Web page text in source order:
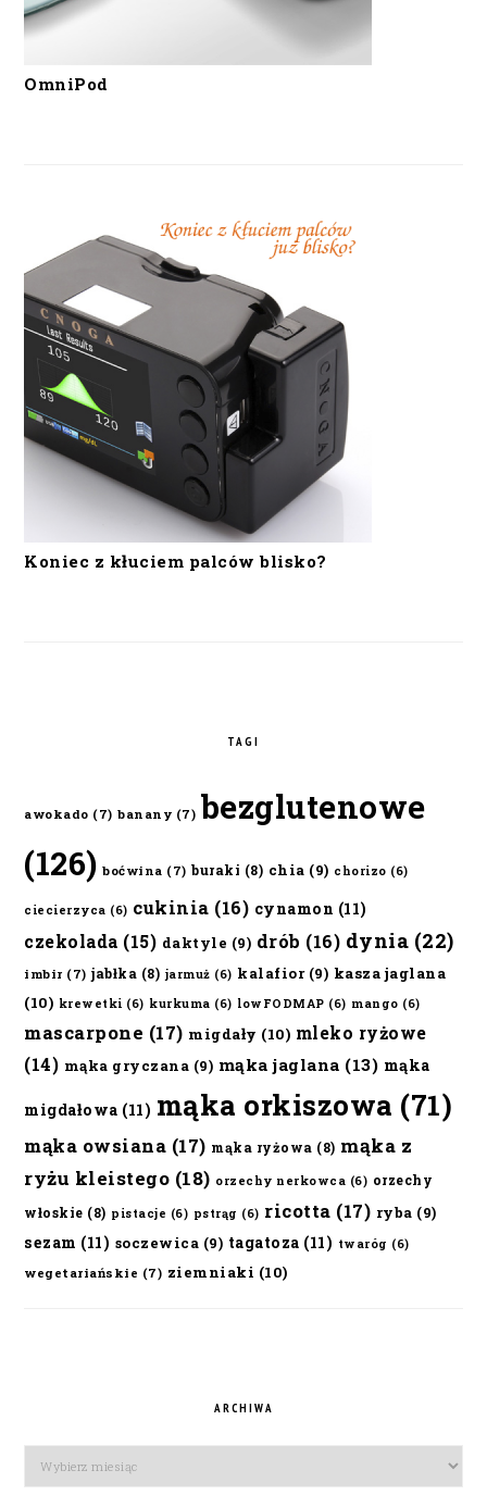
OmniPod
Koniec z kłuciem palców blisko?
TAGI
awokado (7) banany (7) bezglutenowe
(126) boćwina (7) buraki (8) chia (9) chorizo (6)
ciecierzyca (6) cukinia (16) cynamon (11)
czekolada (15) daktyle (9) drób (16) dynia (22)
imbir (7) jabłka (8) jarmuż (6) kalafior(9) kasza jaglana
(10) krewetki (6) kurkuma (6) lowFODMAP (6) mango (6)
mascarpone (17) migdały (10) mleko ryżowe
(14) mąka gryczana (9) mąka jaglana (13) mąka
migdałowa (11) mąka orkiszowa (71)
mąka owsiana (17) mąka ryżowa (8) mąka z
ryżu kleistego (18) orzechy nerkowca (6) orzechy
włoskie (8) pistacje (6) pstrąg (6) ricotta (17) ryba (9)
sezam (11) soczewica (9) tagatoza (11) twaróg (6)
wegetariańskie (7) ziemniaki (10)
ARCHIWA
Archiwa